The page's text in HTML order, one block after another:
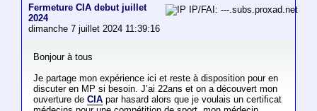
Fermeture CIA debut juillet
2024
dimanche 7 juillet 2024 11:39:16
IP/FAI: ---.subs.proxad.net
Bonjour à tous
Je partage mon expérience ici et reste à disposition pour en
discuter en MP si besoin. J’ai 22ans et on a découvert mon
ouverture de CIApar hasard alors que je voulais un certificat